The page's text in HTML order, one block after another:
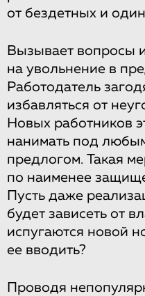
от бездетных и
Вызывает вопросы
на увольнение в
Работодатель
избавляться от
Новых работников
нанимать под
предлогом. Такая
по наименее
Пусть даже
будет зависеть от
испугаются новой
ее вводить?
Проводя